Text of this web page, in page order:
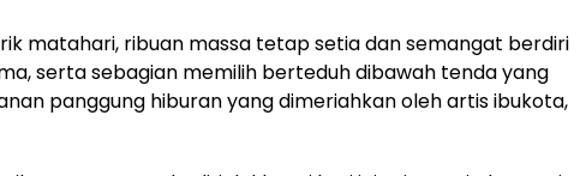
matahari, ribuan massa tetap setia dan semangat berdiri
serta sebagian memilih berteduh dibawah tenda yang
panggung hiburan yang dimeriahkan oleh artis ibukota,